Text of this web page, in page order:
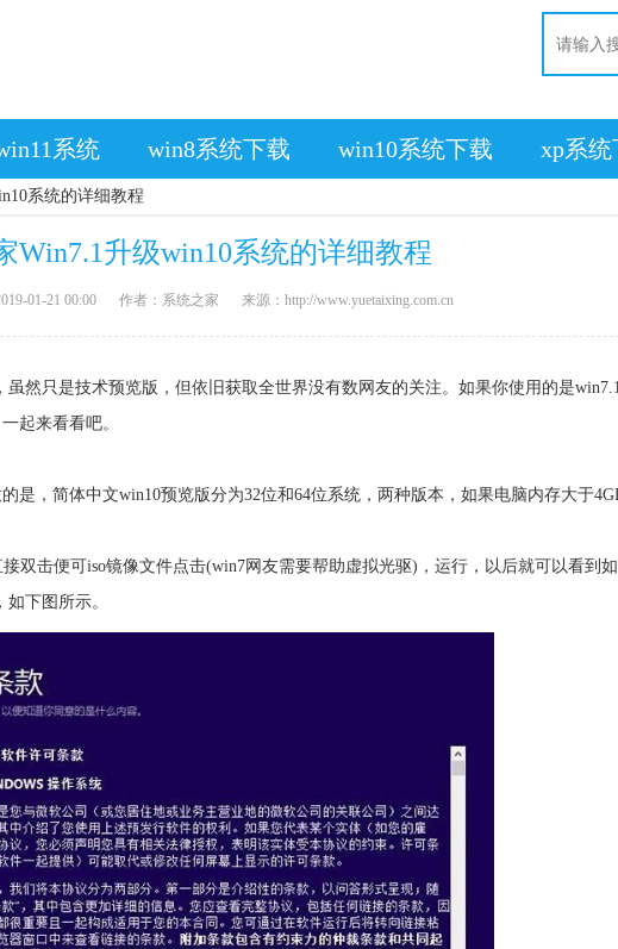
系统 win8系统下载 win10系统下载 xp系统
系统的详细教程
Win7.1升级win10系统的详细教程
01-21 00:00 作者：系统之家 来源：http://www.yuetaixing.com.cn
然只是技术预览版，但依旧获取全世界没有数网友的关注。如果你使用的是
起来看看吧。
，简体中文win10预览版分为32位和64位系统，两种版本，如果电脑内存大于
击便可iso镜像文件点击(win7网友需要帮助虚拟光驱)，运行，以后就可以看到
，如下图所示。